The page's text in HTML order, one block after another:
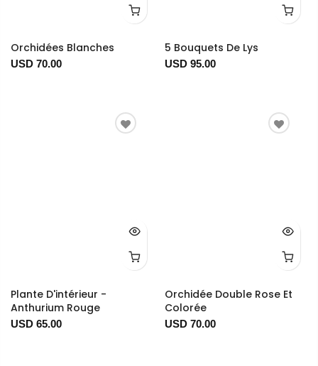
Orchidées Blanches
USD 70.00
5 Bouquets De Lys
USD 95.00
Plante D'intérieur -
Anthurium Rouge
USD 65.00
Orchidée Double Rose Et
Colorée
USD 70.00